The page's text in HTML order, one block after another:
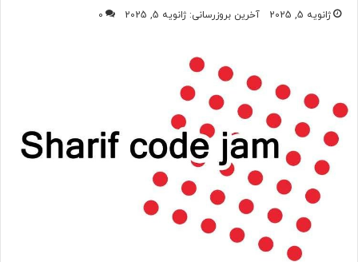
ژانویه 5, 2025 آخرین بروزرسانی: ژانویه 5, 2025 0